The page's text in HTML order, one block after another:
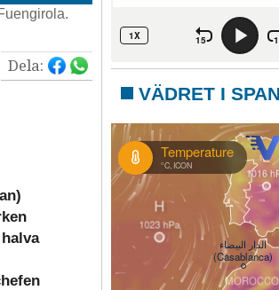
Dela:
VÄDRET I